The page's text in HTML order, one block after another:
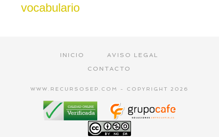
vocabulario
INICIO
AVISO LEGAL
CONTACTO
WWW.RECURSOSEP.COM - COPYRIGHT 2026